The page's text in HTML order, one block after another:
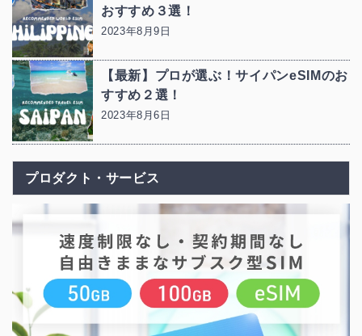
おすすめ３選！
2023年8月9日
【最新】プロが選ぶ！サイパンeSIMのお
すすめ２選！
2023年8月6日
プロダクト・サービス